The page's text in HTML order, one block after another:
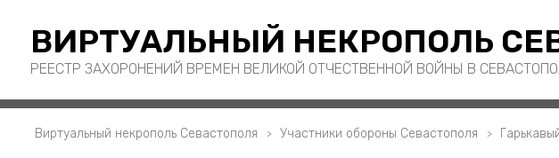
ВИРТУАЛЬНЫЙ НЕКРОПОЛЬ
РЕЕСТР ЗАХОРОНЕНИЙ ВРЕМЕН ВЕЛИКОЙ ОТЧЕСТВЕННОЙ ВОЙНЫ В
Виртуальный некрополь Севастополя Участники обороны Севастополя